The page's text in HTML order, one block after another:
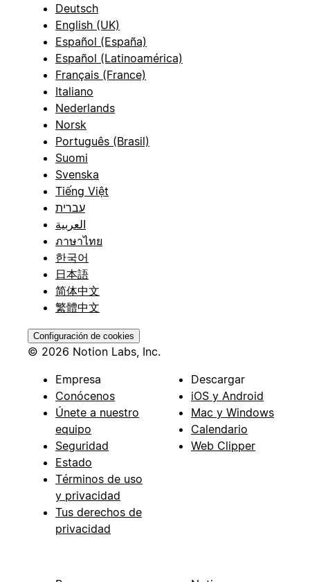
Deutsch
English (UK)
Español (España)
Español (Latinoamérica)
Français (France)
Italiano
Nederlands
Norsk
Português (Brasil)
Suomi
Svenska
Tiếng Việt
עברית
العربية
ภาษาไทย
한국어
日本語
简体中文
繁體中文
Configuración de cookies
© 2026 Notion Labs, Inc.
Empresa
Conócenos
Únete a nuestro
equipo
Seguridad
Estado
Términos de uso
y privacidad
Tus derechos de
privacidad
Descargar
iOS y Android
Mac y Windows
Calendario
Web Clipper